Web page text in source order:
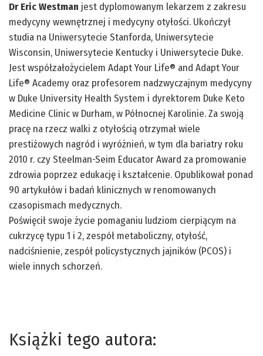
Dr Eric Westman jest dyplomowanym lekarzem z zakresu
medycyny wewnętrznej i medycyny otyłości. Ukończył
studia na Uniwersytecie Stanforda, Uniwersytecie
Wisconsin, Uniwersytecie Kentucky i Uniwersytecie Duke.
Jest współzałożycielem Adapt Your Life® and Adapt Your
Life® Academy oraz profesorem nadzwyczajnym medycyny
w Duke University Health System i dyrektorem Duke Keto
Medicine Clinic w Durham, w Północnej Karolinie. Za swoją
pracę na rzecz walki z otyłością otrzymał wiele
prestiżowych nagród i wyróżnień, w tym dla bariatry roku
2010 r. czy Steelman-Seim Educator Award za promowanie
zdrowia poprzez edukację i kształcenie. Opublikował ponad
90 artykułów i badań klinicznych w renomowanych
czasopismach medycznych.
Poświęcił swoje życie pomaganiu ludziom cierpiącym na
cukrzycę typu 1 i 2, zespół metaboliczny, otyłość,
nadciśnienie, zespół policystycznych jajników (PCOS) i
wiele innych schorzeń.
Książki tego autora: